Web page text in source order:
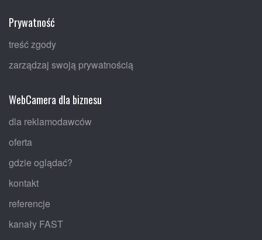
Prywatność
treść zgody
zarządzaj swoją prywatnością
WebCamera dla biznesu
dla reklamodawców
oferta
gdzie oglądać?
kontakt
referencje
kanały FAST